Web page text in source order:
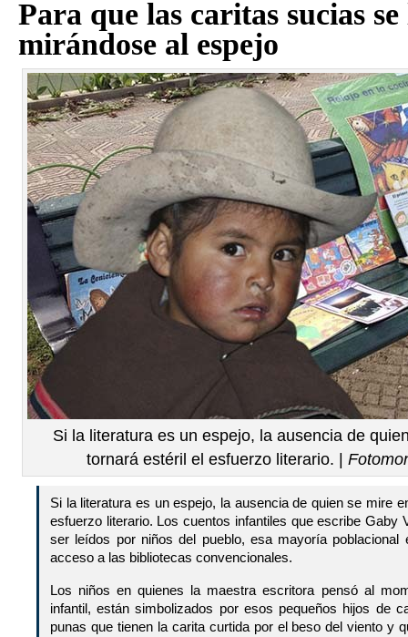
Para que las caritas sucias
mirándose al espejo
Si la literatura es un espejo, la ausencia de
tornará estéril el esfuerzo literario. |
Si la literatura es un espejo, la ausencia de quien se mire
esfuerzo literario. Los cuentos infantiles que escribe Gaby
ser leídos por niños del pueblo, esa mayoría poblacional
acceso a las bibliotecas convencionales.
Los niños en quienes la maestra escritora pensó al
infantil, están simbolizados por esos pequeños hijos de
punas que tienen la carita curtida por el beso del viento y